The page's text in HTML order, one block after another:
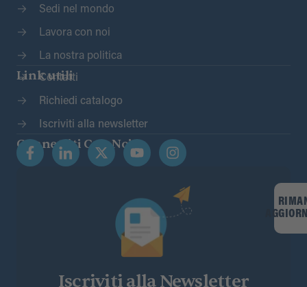
Sedi nel mondo
Lavora con noi
La nostra politica
Link utili
Contatti
Richiedi catalogo
Iscriviti alla newsletter
Connettiti Con Noi
Iscriviti alla Newsletter